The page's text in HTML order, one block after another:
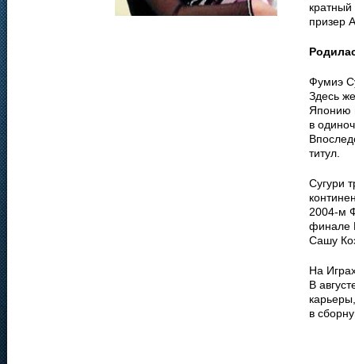
призер
Фумиэ
Здесь
Японию
в
титул.
Сугури
2004-м
финале
Сашу
На
В
в